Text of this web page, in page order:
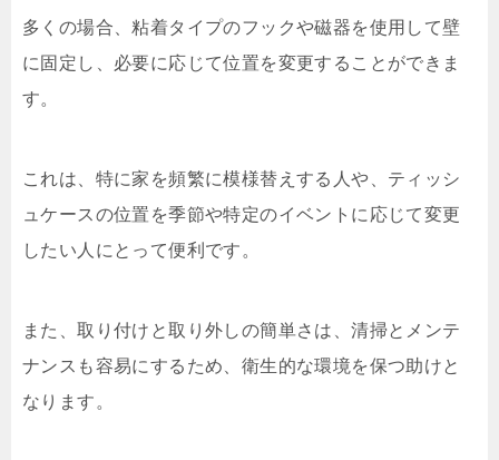
多くの場合、粘着タイプのフックや磁器を使用して壁
に固定し、必要に応じて位置を変更することができま
す。
これは、特に家を頻繁に模様替えする人や、ティッシ
ュケースの位置を季節や特定のイベントに応じて変更
したい人にとって便利です。
また、取り付けと取り外しの簡単さは、清掃とメンテ
ナンスも容易にするため、衛生的な環境を保つ助けと
なります。